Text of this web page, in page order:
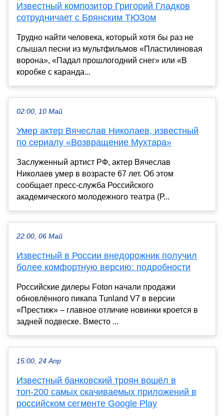
Известный композитор Григорий Гладков
сотрудничает с Брянским ТЮЗом
Трудно найти человека, который хотя бы раз не
слышал песни из мультфильмов «Пластилиновая
ворона», «Падал прошлогодний снег» или «В
коробке с каранда...
02:00, 10 Май
Умер актер Вячеслав Николаев, известный
по сериалу «Возвращение Мухтара»
Заслуженный артист РФ, актер Вячеслав
Николаев умер в возрасте 67 лет. Об этом
сообщает пресс-служба Российского
академического молодежного театра (Р...
22:00, 06 Май
Известный в России внедорожник получил
более комфортную версию: подробности
Российские дилеры Foton начали продажи
обновлённого пикапа Tunland V7 в версии
«Престиж» – главное отличие новинки кроется в
задней подвеске. Вместо ...
15:00, 24 Апр
Известный банковский троян вошёл в
топ-200 самых скачиваемых приложений в
российском сегменте Google Play